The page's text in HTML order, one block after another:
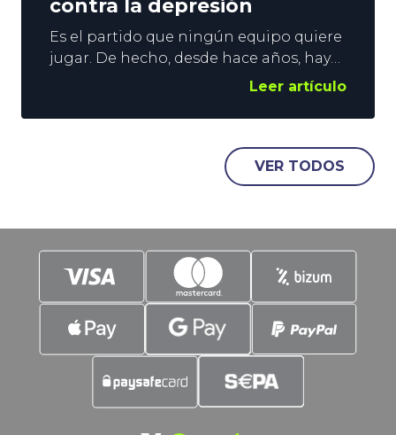
contra la depresión
Es el partido que ningún equipo quiere
jugar. De hecho, desde hace años, hay
voces que abogan por su desaparición.
Consolación. Sin embargo, sigue
vigente y, no nos confundamos, estos
duelos suelen dejar espectáculo, y
goles. Es justo en estos parámetros en
Leer artículo
VER TODOS